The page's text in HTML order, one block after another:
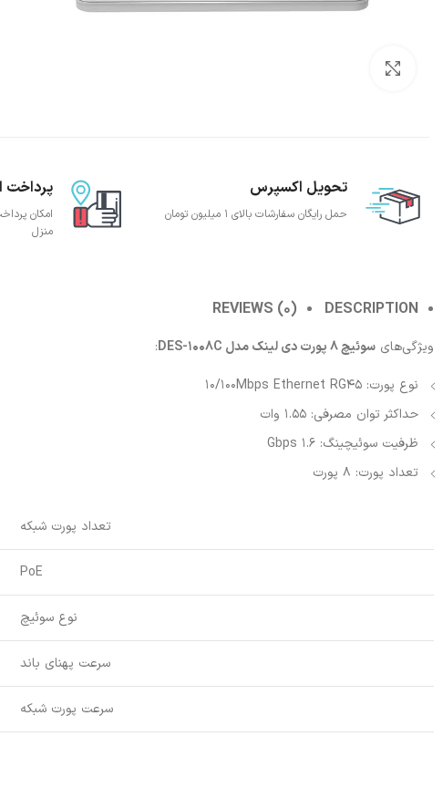
تحویل اکسپرس
حمل رایگان سفارشات بالای 1 میلیون تومان
پرداخت
امکان
منزل
DESCRIPTION
REVIEWS (0)
ویژگی‌های سوئیچ 8 پورت دی لینک مدل DES-1008C
:
نوع پورت: 10/100Mbps Ethernet RG45
حداکثر توان مصرفی: 1.55 وات
ظرفیت سوئیچینگ: 1.6 Gbps
تعداد پورت: 8 پورت
تعداد پورت شبکه
PoE
نوع سوئیچ
سرعت پهنای باند
سرعت پورت شبکه